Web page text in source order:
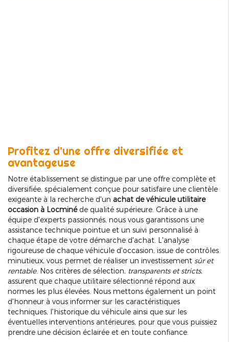
Profitez d'une offre diversifiée et
avantageuse
Notre établissement se distingue par une offre complète et
diversifiée, spécialement conçue pour satisfaire une clientèle
exigeante à la recherche d'un achat de véhicule utilitaire
occasion à Locminéde qualité supérieure. Grâce à une
équipe d'experts passionnés, nous vous garantissons une
assistance technique pointue et un suivi personnalisé à
chaque étape de votre démarche d'achat. L'analyse
rigoureuse de chaque véhicule d'occasion, issue de contrôles
minutieux, vous permet de réaliser un investissement sûr et
rentable. Nos critères de sélection, transparents et stricts,
assurent que chaque utilitaire sélectionné répond aux
normes les plus élevées. Nous mettons également un point
d'honneur à vous informer sur les caractéristiques
techniques, l'historique du véhicule ainsi que sur les
éventuelles interventions antérieures, pour que vous puissiez
prendre une décision éclairée et en toute confiance.